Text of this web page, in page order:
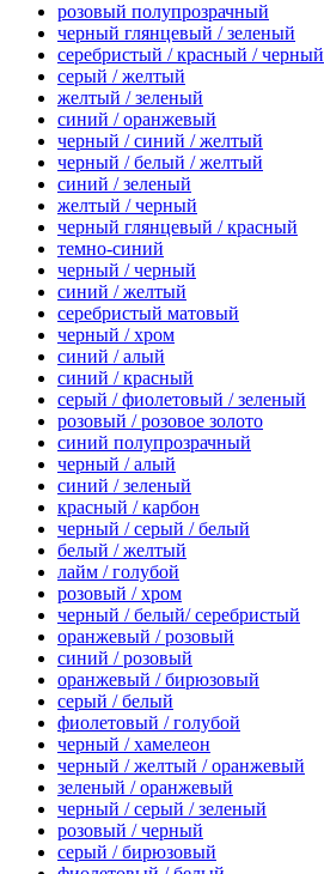
розовый полупрозрачный
черный глянцевый / зеленый
серебристый / красный / черный
серый / желтый
желтый / зеленый
синий / оранжевый
черный / синий / желтый
черный / белый / желтый
синий / зеленый
желтый / черный
черный глянцевый / красный
темно-синий
черный / черный
синий / желтый
серебристый матовый
черный / хром
синий / алый
синий / красный
серый / фиолетовый / зеленый
розовый / розовое золото
синий полупрозрачный
черный / алый
синий / зеленый
красный / карбон
черный / серый / белый
белый / желтый
лайм / голубой
розовый / хром
черный / белый/ серебристый
оранжевый / розовый
синий / розовый
оранжевый / бирюзовый
серый / белый
фиолетовый / голубой
черный / хамелеон
черный / желтый / оранжевый
зеленый / оранжевый
черный / серый / зеленый
розовый / черный
серый / бирюзовый